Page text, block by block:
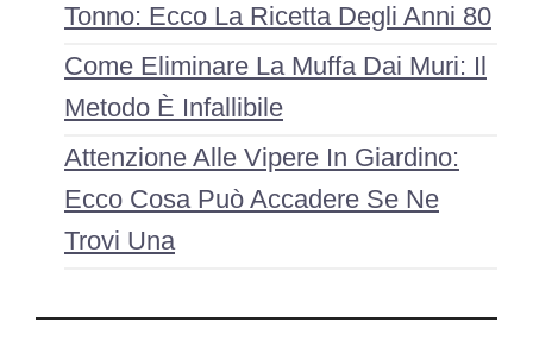
Tonno: Ecco La Ricetta Degli Anni 80
Come Eliminare La Muffa Dai Muri: Il
Metodo È Infallibile
Attenzione Alle Vipere In Giardino:
Ecco Cosa Può Accadere Se Ne
Trovi Una